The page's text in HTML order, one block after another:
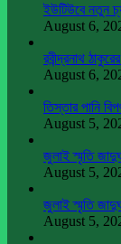
ইউটিউবে নতুন
August 6,
রবীন্দ্রনাথ
August 6,
তিস্তার পানি
August 5,
জুলাই স্মৃতি
August 5,
জুলাই স্মৃতি
August 5,